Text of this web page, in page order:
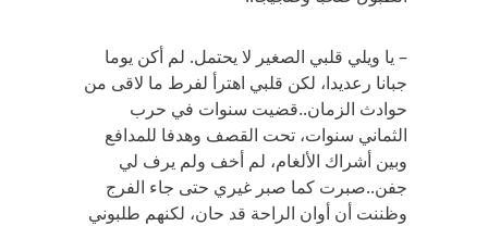
– يا ويلي قلبي الصغير لا يحتمل. لم أكن يوما
جبانا رعديدا، لكن قلبي اهترأ لفرط ما لاقى من
حوادث الزمان..قضيت سنوات في حرب
الثماني سنوات، تحت القصف وهدفا للمدافع
وبين أشراك الألغام، لم أخف ولم يرف لي
جفن..صبرت كما صبر غيري حتى جاء الفرج
وظننت أن أوان الراحة قد حان، لكنهم طلبوني